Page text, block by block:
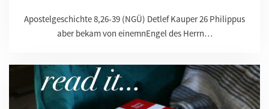
Apostelgeschichte 8,26-39 (NGÜ) Detlef Kauper 26 Philippus
aber bekam von einemnEngel des Herrn…